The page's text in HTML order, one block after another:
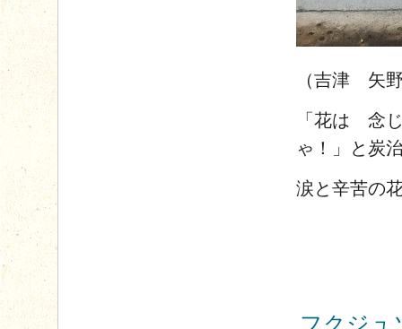
（吉津 矢
「花は 念
ゃ！」と炭
涙と辛苦の
フクジュ